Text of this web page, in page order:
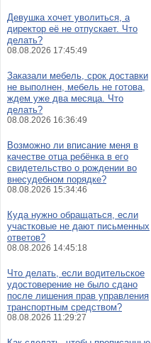
Девушка хочет уволиться, а
директор её не отпускает. Что
делать?
08.08.2026 17:45:49
Заказали мебель, срок доставки
не выполнен, мебель не готова,
ждем уже два месяца. Что
делать?
08.08.2026 16:36:49
Возможно ли вписание меня в
качестве отца ребёнка в его
свидетельство о рождении во
внесудебном порядке?
08.08.2026 15:34:46
Куда нужно обращаться, если
участковые не дают письменных
ответов?
08.08.2026 14:45:18
Что делать, если водительское
удостоверение не было сдано
после лишения прав управления
транспортным средством?
08.08.2026 11:29:27